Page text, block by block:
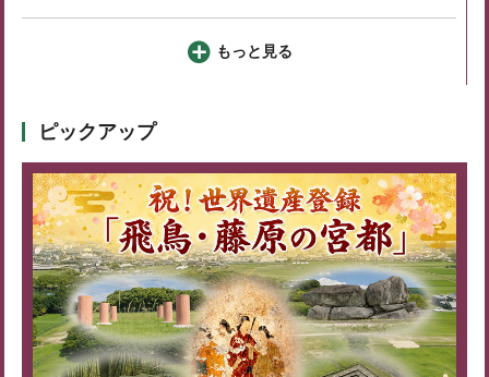
もっと見る
ピックアップ